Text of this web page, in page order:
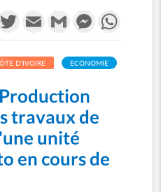
FacebookTwitterEmail Gmail Messenger
D'IVOIRE ECONOMIE
travaux de
unité
en cours de